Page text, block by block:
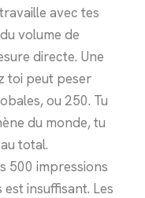
avec tes
volume de
directe. Une
toi peut peser
ou 250. Tu
du monde, tu
total.
500 impressions
insuffisant. Les